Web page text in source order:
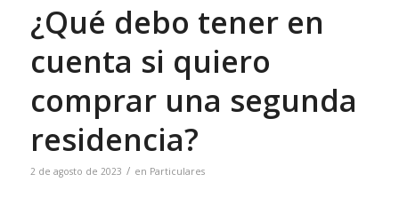
¿Qué debo tener en
cuenta si quiero
comprar una segunda
residencia?
2 de agosto de 2023 / en Particulares